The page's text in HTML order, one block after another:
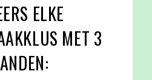
ELKE
MET 3